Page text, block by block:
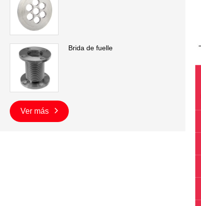
Brida de fuelle
Ver más